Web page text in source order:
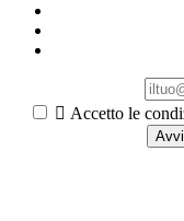
 Accetto le